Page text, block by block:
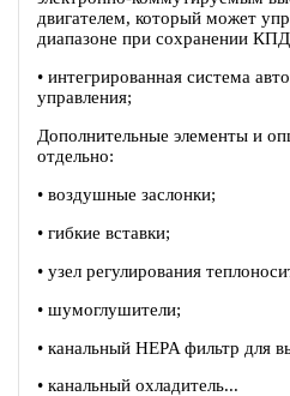
двигателем, который может
диапазоне при сохранении
• интегрированная система
управления;
Дополнительные элементы и
отдельно:
• воздушные заслонки;
• гибкие вставки;
• узел регулирования
• шумоглушители;
• канальный HEPA фильтр для
• канальный охладитель...